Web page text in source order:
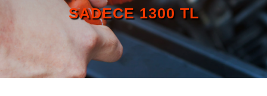
SADECE 1300 TL